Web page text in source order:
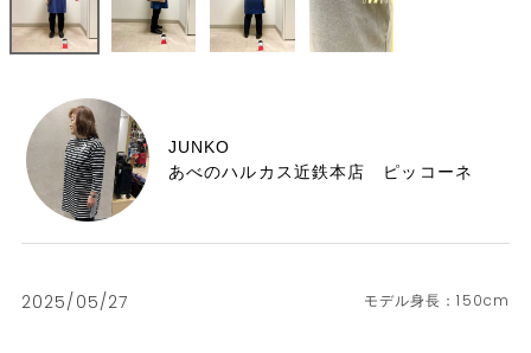
JUNKO
あべのハルカス近鉄本店 ピッコーネ
2025/05/27 150cm